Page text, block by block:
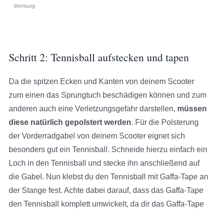
Werbung
Schritt 2: Tennisball aufstecken und tapen
Da die spitzen Ecken und Kanten von deinem Scooter
zum einen das Sprungtuch beschädigen können und zum
anderen auch eine Verletzungsgefahr darstellen, müssen
diese natürlich gepolstert werden. Für die Polsterung
der Vorderradgabel von deinem Scooter eignet sich
besonders gut ein Tennisball. Schneide hierzu einfach ein
Loch in den Tennisball und stecke ihn anschließend auf
die Gabel. Nun klebst du den Tennisball mit Gaffa-Tape an
der Stange fest. Achte dabei darauf, dass das Gaffa-Tape
den Tennisball komplett umwickelt, da dir das Gaffa-Tape